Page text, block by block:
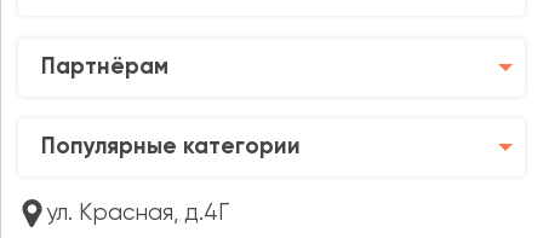
Партнёрам
Популярные категории
ул. Красная, д.4Г